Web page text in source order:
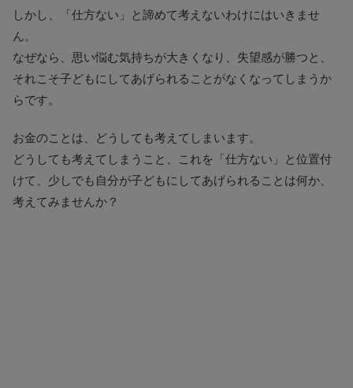
しかし、「仕方ない」と諦めて考えないわけにはいきませ
ん。
なぜなら、思い悩む気持ちが大きくなり、失望感が勝つと、
それこそ子どもにしてあげられることがなくなってしまうか
らです。
お金のことは、どうしても考えてしまいます。
どうしても考えてしまうこと、これを「仕方ない」と位置付
けて、少しでも自分が子どもにしてあげられることは何か、
考えてみませんか？